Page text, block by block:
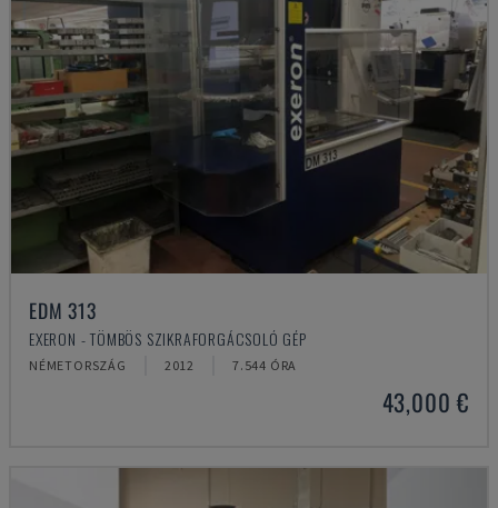
EDM 313
EXERON - TÖMBÖS SZIKRAFORGÁCSOLÓ GÉP
NÉMETORSZÁG 2012 7.544 ÓRA
43,000 €